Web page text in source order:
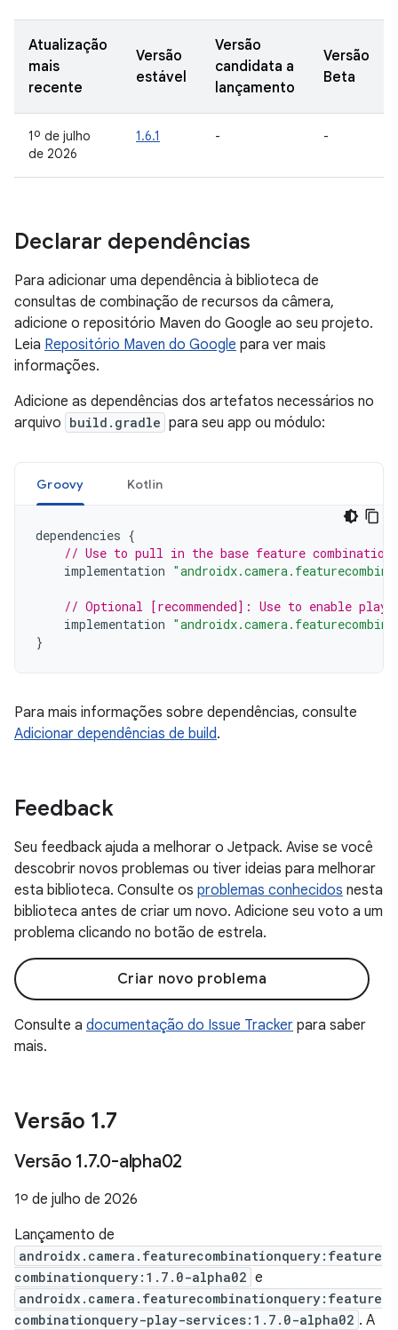
Atualização
mais
recente
Versão
estável
Versão
candidata a
lançamento
Versão
Beta
1º de julho
de 2026
1.6.1 - -
Declarar dependências
Para adicionar uma dependência à biblioteca de
consultas de combinação de recursos da câmera,
adicione o repositório Maven do Google ao seu projeto.
Leia Repositório Maven do Google para ver mais
informações.
Adicione as dependências dos artefatos necessários no
arquivo build.gradle para seu app ou módulo:
Groovy Kotlin
dependencies {
// Use to pull in the base feature
implementation
// Optional [recommended]: Use to enable
implementation
}
Para mais informações sobre dependências, consulte
Adicionar dependências de build.
Feedback
Seu feedback ajuda a melhorar o Jetpack. Avise se você
descobrir novos problemas ou tiver ideias para melhorar
esta biblioteca. Consulte os problemas conhecidos nesta
biblioteca antes de criar um novo. Adicione seu voto a um
problema clicando no botão de estrela.
Criar novo problema
Consulte a documentação do Issue Tracker para saber
mais.
Versão 1.7
Versão 1.7.0-alpha02
1º de julho de 2026
Lançamento de
androidx.camera.featurecombinationquery:feature
combinationquery:1.7.0-alpha02 e
androidx.camera.featurecombinationquery:feature
combinationquery-play-services:1.7.0-alpha02 . A